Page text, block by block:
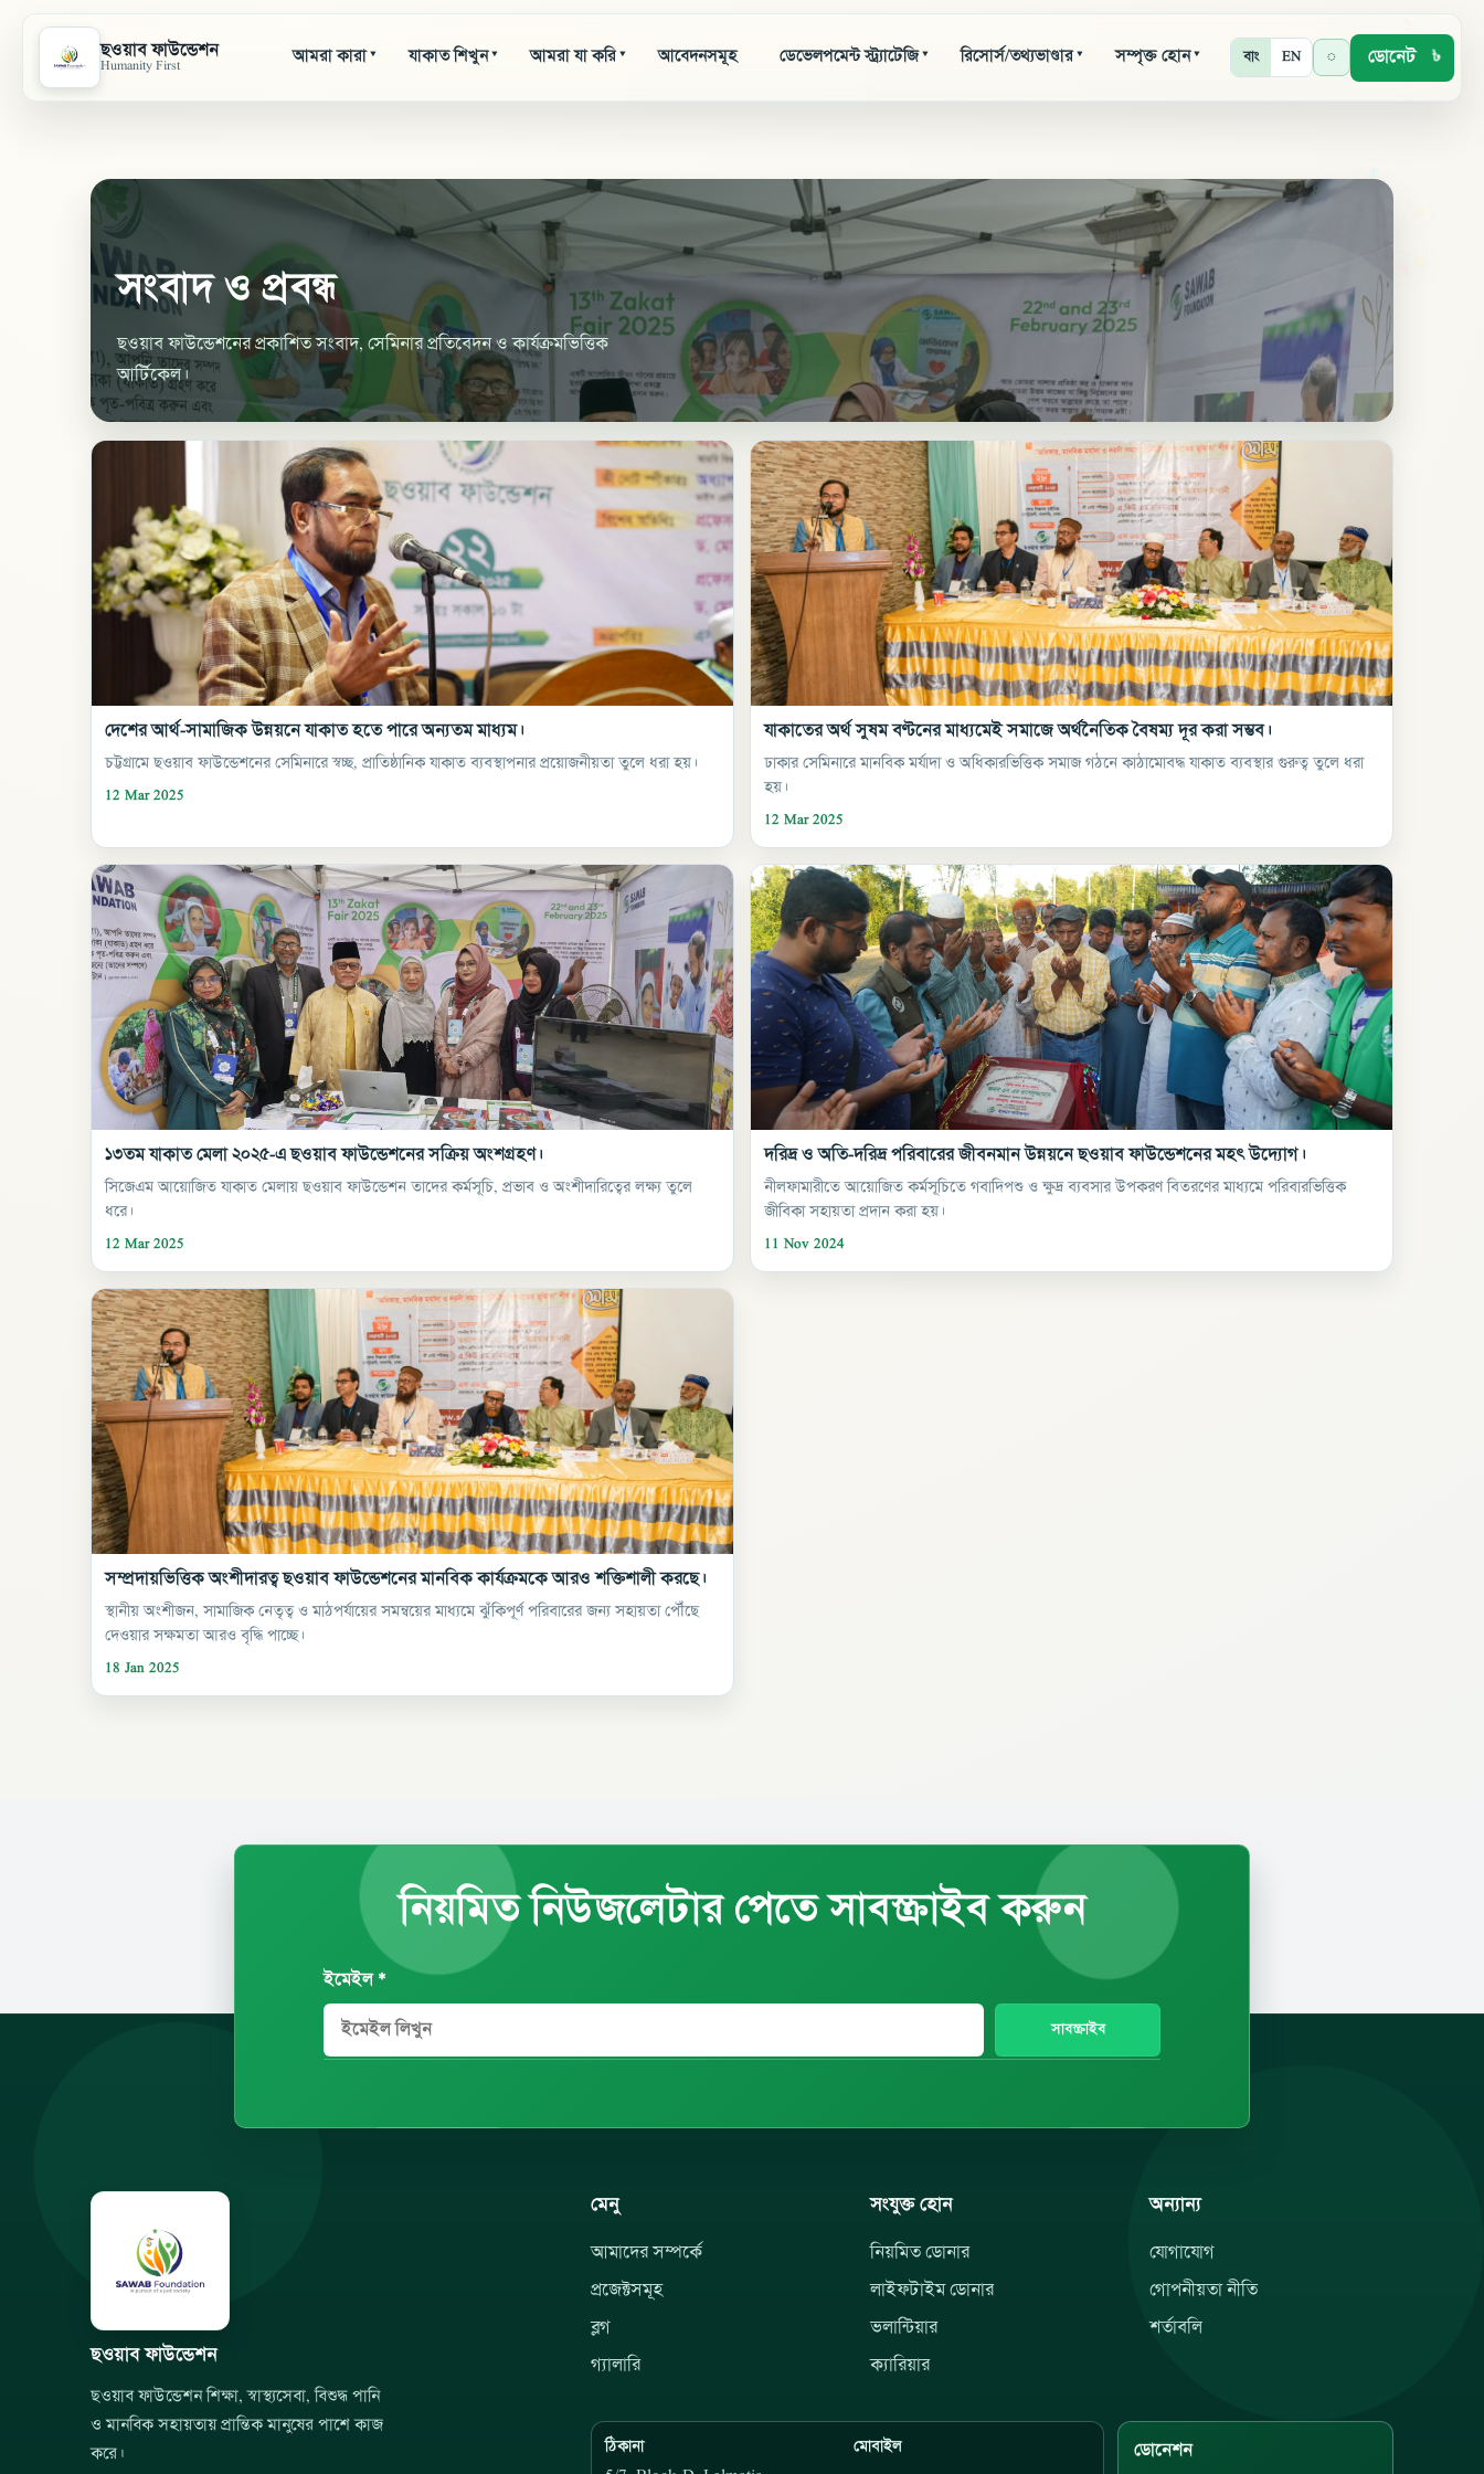
ছওয়াব ফাউন্ডেশন
Humanity First
আমরা কারা ▾ যাকাত শিখুন▾ আমরা যা করি ▾ আবেদনসমূহ ডেভেলপমেন্ট স্ট্র্যাটেজি ▾ রিসোর্স/তথ্যভাণ্ডার ▾ সম্পৃক্ত হোন▾ বাং EN ◌
৳
ডোনেট
সংবাদ ও প্রবন্ধ
ছওয়াব ফাউন্ডেশনের প্রকাশিত সংবাদ, সেমিনার প্রতিবেদন ও কার্যক্রমভিত্তিক
আর্টিকেল।
দেশের আর্থ-সামাজিক উন্নয়নে যাকাত হতে পারে অন্যতম মাধ্যম।
চট্টগ্রামে ছওয়াব ফাউন্ডেশনের সেমিনারে স্বচ্ছ, প্রাতিষ্ঠানিক যাকাত ব্যবস্থাপনার প্রয়োজনীয়তা তুলে ধরা হয়।
12 Mar 2025
যাকাতের অর্থ সুষম বণ্টনের মাধ্যমেই সমাজে অর্থনৈতিক বৈষম্য দূর করা সম্ভব।
ঢাকার সেমিনারে মানবিক মর্যাদা ও অধিকারভিত্তিক সমাজ গঠনে কাঠামোবদ্ধ যাকাত ব্যবস্থার গুরুত্ব তুলে ধরা
হয়।
12 Mar 2025
১৩তম যাকাত মেলা ২০২৫-এ ছওয়াব ফাউন্ডেশনের সক্রিয় অংশগ্রহণ।
সিজেএম আয়োজিত যাকাত মেলায় ছওয়াব ফাউন্ডেশন তাদের কর্মসূচি, প্রভাব ও অংশীদারিত্বের লক্ষ্য তুলে
ধরে।
12 Mar 2025
দরিদ্র ও অতি-দরিদ্র পরিবারের জীবনমান উন্নয়নে ছওয়াব ফাউন্ডেশনের মহৎ উদ্যোগ।
নীলফামারীতে আয়োজিত কর্মসূচিতে গবাদিপশু ও ক্ষুদ্র ব্যবসার উপকরণ বিতরণের মাধ্যমে পরিবারভিত্তিক
জীবিকা সহায়তা প্রদান করা হয়।
11 Nov 2024
সম্প্রদায়ভিত্তিক অংশীদারত্ব ছওয়াব ফাউন্ডেশনের মানবিক কার্যক্রমকে আরও শক্তিশালী করছে।
স্থানীয় অংশীজন, সামাজিক নেতৃত্ব ও মাঠপর্যায়ের সমন্বয়ের মাধ্যমে ঝুঁকিপূর্ণ পরিবারের জন্য সহায়তা পৌঁছে
দেওয়ার সক্ষমতা আরও বৃদ্ধি পাচ্ছে।
18 Jan 2025
নিয়মিত নিউজলেটার পেতে সাবস্ক্রাইব করুন
ইমেইল *
সাবস্ক্রাইব
ছওয়াব ফাউন্ডেশন
ছওয়াব ফাউন্ডেশন শিক্ষা, স্বাস্থ্যসেবা, বিশুদ্ধ পানি
ও মানবিক সহায়তায় প্রান্তিক মানুষের পাশে কাজ
করে।
মেনু
আমাদের সম্পর্কে
প্রজেক্টসমূহ
ব্লগ
গ্যালারি
সংযুক্ত হোন
নিয়মিত ডোনার
লাইফটাইম ডোনার
ভলান্টিয়ার
ক্যারিয়ার
অন্যান্য
যোগাযোগ
গোপনীয়তা নীতি
শর্তাবলি
ঠিকানা
মোবাইল ডোনেশন